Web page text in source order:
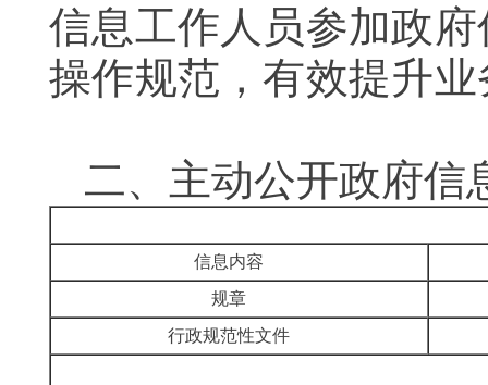
信息工作人员参加政
操作规范，有效提升
二、主动公开政府
信息内容
规章
行政规范性文件